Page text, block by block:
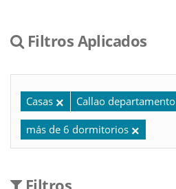
Filtros Aplicados
Casas Callao departamento
más de 6 dormitorios
Filtros